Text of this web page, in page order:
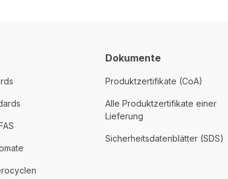
Dokumente
Produktzertifikate (CoA)
Alle Produktzertifikate einer
Lieferung
Sicherheitsdatenblätter (SDS)